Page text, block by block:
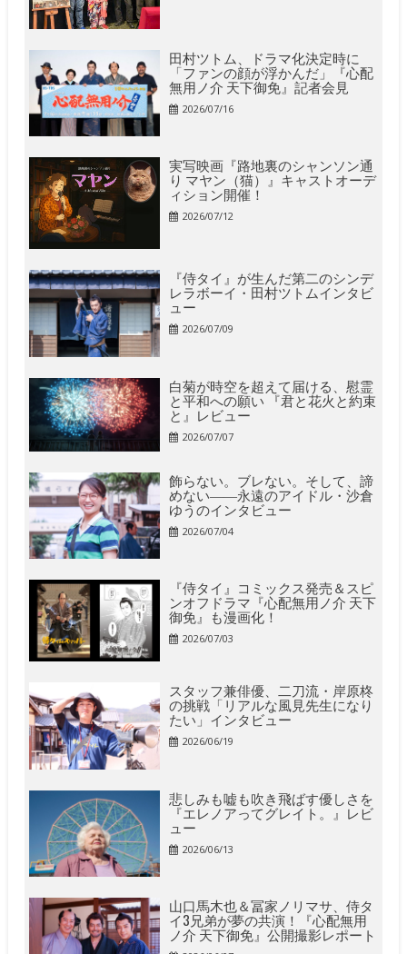
田村ツトム、ドラマ化決定時に
「ファンの顔が浮かんだ」『心配
無用ノ介 天下御免』記者会見
2026/07/16
実写映画『路地裏のシャンソン通
り マヤン（猫）』キャストオーデ
ィション開催！
2026/07/12
『侍タイ』が生んだ第二のシンデ
レラボーイ・田村ツトムインタビ
ュー
2026/07/09
白菊が時空を超えて届ける、慰霊
と平和への願い 『君と花火と約束
と』レビュー
2026/07/07
飾らない。ブレない。そして、諦
めない――永遠のアイドル・沙倉
ゆうのインタビュー
2026/07/04
『侍タイ』コミックス発売＆スピ
ンオフドラマ『心配無用ノ介 天下
御免』も漫画化！
2026/07/03
スタッフ兼俳優、二刀流・岸原柊
の挑戦「リアルな風見先生になり
たい」インタビュー
2026/06/19
悲しみも嘘も吹き飛ばす優しさを
『エレノアってグレイト。』レビ
ュー
2026/06/13
山口馬木也＆冨家ノリマサ、侍タ
イ3兄弟が夢の共演！『心配無用
ノ介 天下御免』公開撮影レポート